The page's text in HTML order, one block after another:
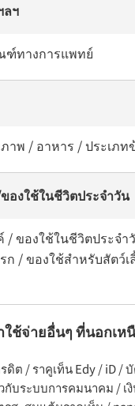
ลฯ
ฑ์ทางการแพทย์
าพ / อาหาร / ประเภท
องใช้ในชีวิตประจำวัน
/ ของใช้ในชีวิตประจำ
ก / ของใช้สำหรับสัตว์เ
ช้จ่ายอื่นๆ ที่นอกเห
ดิต / ราคูเท็น Edy / iD /
กับระบบการคมนาคม / เ